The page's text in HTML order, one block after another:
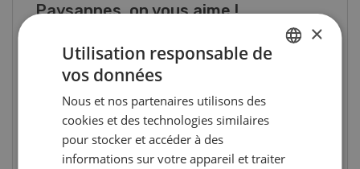
Cours spécialisé Aquaculture
Vous élevez des poissons ou songez à le faire?
Ce cours vous équipe du savoir nécessaire. Si
vous effectuez aussi un stage pratique, votre
diplôme est reconnu officiellement et vous
habilite à détenir des poissons à titre
professionnel.
×
Utilisation responsable de
vos données
Nous et nos partenaires utilisons des
cookies et des technologies similaires
pour stocker et accéder à des
informations sur votre appareil et traiter